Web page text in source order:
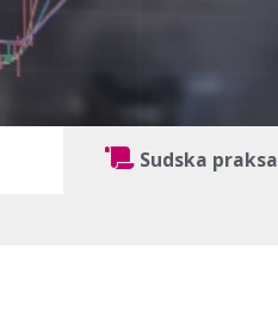
Sudska praksa